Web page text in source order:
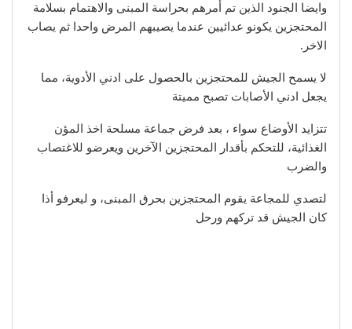
وايضا الجنود الذين تم أمرهم بحراسة المبنى والاهتمام بسلامة
المحتجزين يكونو عدائيين عندما يصيبهم المرض واحدا ثم يصاب
الاخر.
لا يسمح الجيش للمحتجزين بالحصول على ادني الأدوية، مما
يجعل ادني الأصابات تصبح مميتة
تتزايد الأوضاع سواء ، بعد فرض جماعة مسلحة اخذ المؤن
الغذائية، للتحكم بأقدار المحتجزين الآخرين ويعرضو للاغتصاب
والضرب
لتصدي للمجاعة يقوم المحتجزين بحرق المبنى، و ليعرفو أذا
كان الجيش قد تركهم ورحل